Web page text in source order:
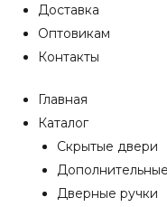
Доставка
Оптовикам
Контакты
Главная
Каталог
Скрытые двери
Дверные ручки